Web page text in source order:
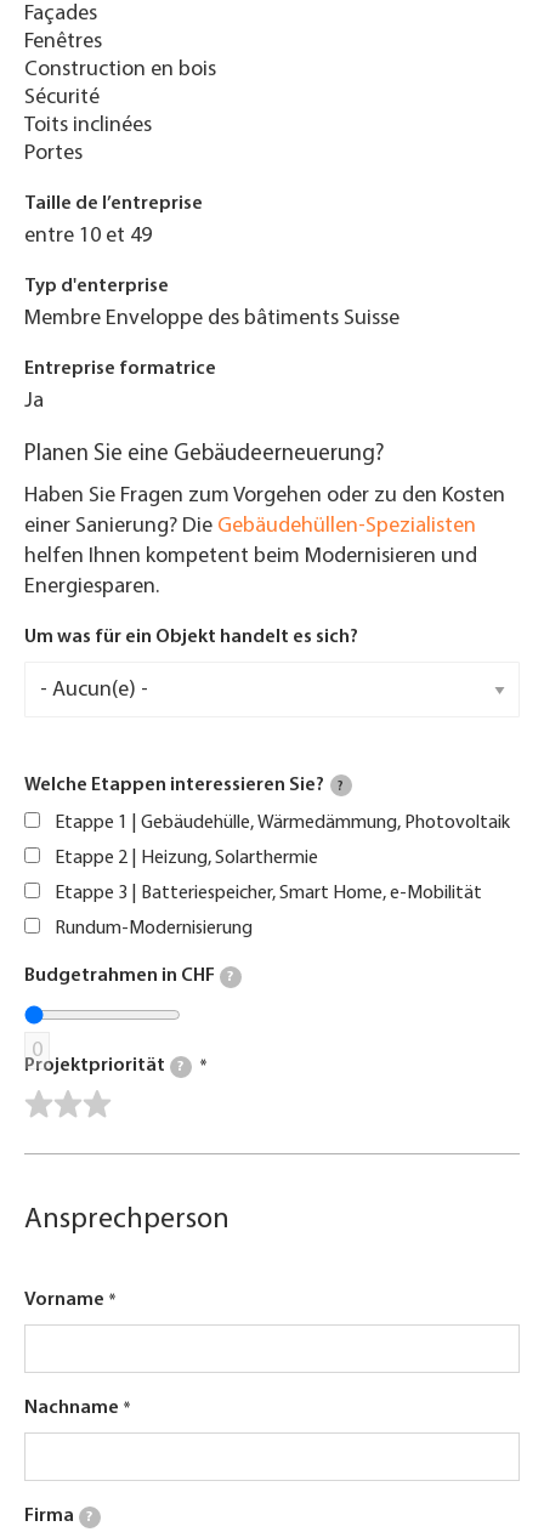
Façades
Fenêtres
Construction en bois
Sécurité
Toits inclinées
Portes
Taille de l’entreprise
entre 10 et 49
Typ d'enterprise
Membre Enveloppe des bâtiments Suisse
Entreprise formatrice
Ja
Planen Sie eine Gebäudeerneuerung?
Haben Sie Fragen zum Vorgehen oder zu den Kosten
einer Sanierung? Die Gebäudehüllen-Spezialisten
helfen Ihnen kompetent beim Modernisieren und
Energiesparen.
Um was für ein Objekt handelt es sich?
Welche Etappen interessieren Sie? ?
Etappe 1 | Gebäudehülle, Wärmedämmung, Photovoltaik
Etappe 2 | Heizung, Solarthermie
Etappe 3 | Batteriespeicher, Smart Home, e-Mobilität
Rundum-Modernisierung
Budgetrahmen in CHF ?
0
Projektpriorität ?
Ansprechperson
Vorname
Nachname
Firma ?